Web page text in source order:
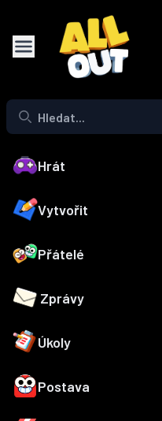
Hrát
Vytvořit
Přátelé
Zprávy
Úkoly
Postava